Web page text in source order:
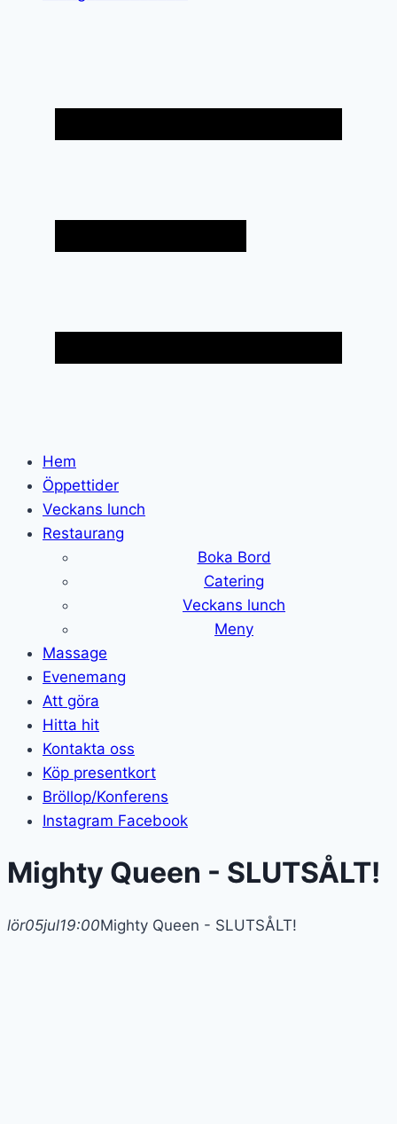
Hem
Öppettider
Veckans lunch
Restaurang
Boka Bord
Catering
Veckans lunch
Meny
Massage
Evenemang
Att göra
Hitta hit
Kontakta oss
Köp presentkort
Bröllop/Konferens
Instagram Facebook
Mighty Queen - SLUTSÅLT!
lör05jul19:00Mighty Queen - SLUTSÅLT!